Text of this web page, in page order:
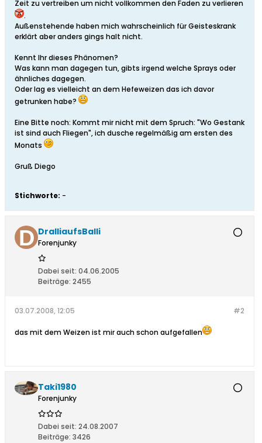
Zeit zu vertreiben um nicht vollkommen den Faden zu verlieren
.
Außenstehende haben mich wahrscheinlich für Geisteskrank
erklärt aber anders gings halt nicht.
Kennt Ihr dieses Phänomen?
Was kann man dagegen tun, gibts irgend welche Sprays oder
ähnliches dagegen.
Oder lag es vielleicht an dem Hefeweizen das ich davor
getrunken habe?
Eine Bitte noch: Kommt mir nicht mit dem Spruch: "Wo Gestank
ist sind auch Fliegen", ich dusche regelmäßig am ersten des
Monats
Gruß Diego
Stichworte: -
DralliaufsBalli
Forenjunky
Dabei seit: 04.06.2005
Beiträge: 2455
#2
03.07.2008, 12:05
das mit dem Weizen ist mir auch schon aufgefallen
Taki1980
Forenjunky
Dabei seit: 24.08.2007
Beiträge: 3426